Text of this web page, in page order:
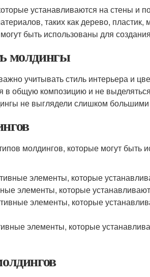
устанавливаются на стены и
таких как дерево,
быть использованы для
молдингы
учитывать стиль интерьера и
в общую композицию и не
не выглядели слишком
молдингов, которые могут быть
элементы, которые
элементы, которые
элементы, которые
элементы, которые